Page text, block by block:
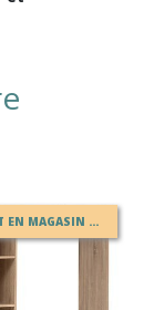
UNIQUEMENT EN MAGASIN OU DRIVE PAS DE LIVRAISON POSSIBLE